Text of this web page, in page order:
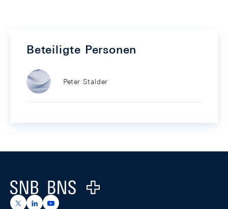
Beteiligte Personen
Peter Stalder
Logo
https://x.com/snb_bns
https://ch.linkedin.com/company/swiss-national-
https://www.youtube.com/@swissnationalbank